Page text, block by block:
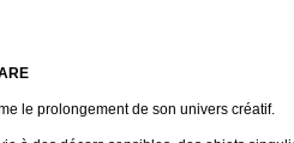
le prolongement de son univers créatif.